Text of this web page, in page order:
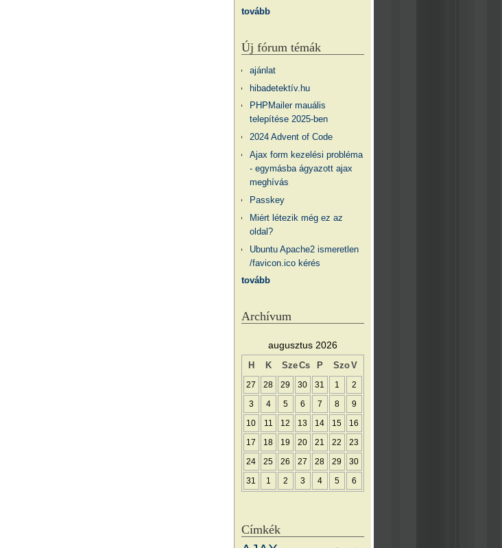
tovább
Új fórum témák
ajánlat
hibadetektív.hu
PHPMailer mauális
telepítése 2025-ben
2024 Advent of Code
Ajax form kezelési probléma
- egymásba ágyazott ajax
meghívás
Passkey
Miért létezik még ez az
oldal?
Ubuntu Apache2 ismeretlen
/favicon.ico kérés
tovább
Archívum
augusztus 2026
H K SzeCs P SzoV
27 28 29 30 31 1 2
3 4 5 6 7 8 9
10 11 12 13 14 15 16
17 18 19 20 21 22 23
24 25 26 27 28 29 30
31 1 2 3 4 5 6
Címkék